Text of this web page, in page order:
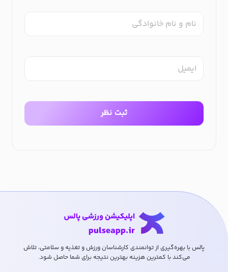
نام و نام خانوادگی
ایمیل
ثبت نظر
پالس با بهره‌گیری از توانمندی کارشناسان ورزش و تغذیه و سلامتی، تلاش
می‌کند با کمترین هزینه بهترین نتیجه برای شما حاصل شود.